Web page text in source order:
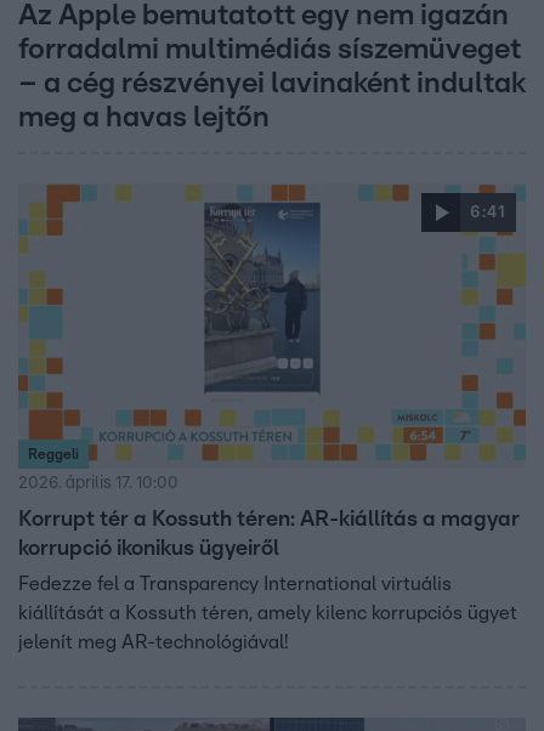
Az Apple bemutatott egy nem igazán
forradalmi multimédiás síszemüveget
– a cég részvényei lavinaként indultak
meg a havas lejtőn
6:41
Reggeli
2026. április 17. 10:00
Korrupt tér a Kossuth téren: AR-kiállítás a magyar
korrupció ikonikus ügyeiről
Fedezze fel a Transparency International virtuális
kiállítását a Kossuth téren, amely kilenc korrupciós ügyet
jelenít meg AR-technológiával!